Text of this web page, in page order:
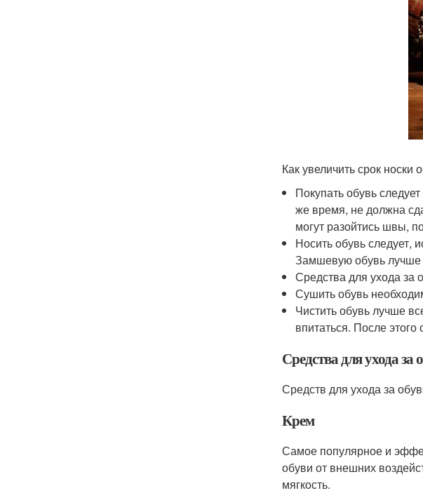
Как увеличить срок носки
Покупать обувь
же время, не должна
могут разойтись швы,
Носить обувь следует,
Замшевую обувь лучше
Средства для ухода за
Сушить обувь
Чистить обувь лучше
впитаться. После этого
Средства для ухода за
Средств для ухода за
Крем
Самое популярное и
обуви от внешних
мягкость.